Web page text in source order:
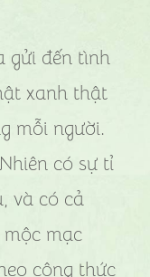
gửi đến tình
xanh thật
mỗi người.
có sự tỉ
và có cả
mạc
công thức